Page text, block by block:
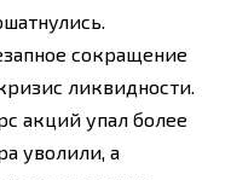
сокращение
ликвидности.
акций упал более
уволили, а